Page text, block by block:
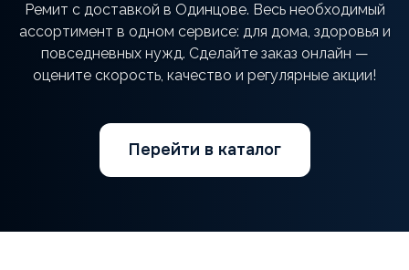
Ремит с доставкой в Одинцове. Весь необходимый
ассортимент в одном сервисе: для дома, здоровья и
повседневных нужд. Сделайте заказ онлайн —
оцените скорость, качество и регулярные акции!
Перейти в каталог